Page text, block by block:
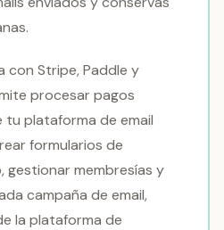
con Stripe, Paddle y
procesar pagos
plataforma de email
formularios de
gestionar membresías y
campaña de email,
la plataforma de